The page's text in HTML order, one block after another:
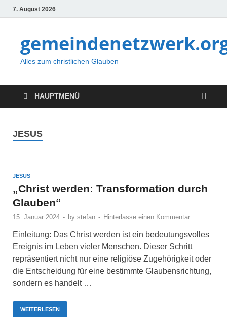
7. August 2026
Alles zum christlichen Glauben
HAUPTMENÜ
JESUS
JESUS
„Christ werden: Transformation durch
Glauben“
15. Januar 2024 - by stefan - Hinterlasse einen Kommentar
Einleitung: Das Christ werden ist ein bedeutungsvolles
Ereignis im Leben vieler Menschen. Dieser Schritt
repräsentiert nicht nur eine religiöse Zugehörigkeit oder
die Entscheidung für eine bestimmte Glaubensrichtung,
sondern es handelt …
WEITERLESEN